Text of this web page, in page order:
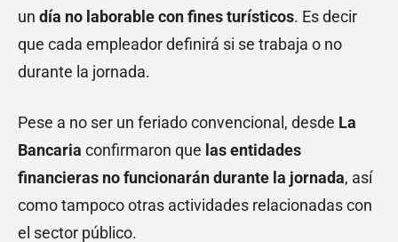
un día no laborable con fines turísticos. Es decir
que cada empleador definirá si se trabaja o no
durante la jornada.
Pese a no ser un feriado convencional, desde La
Bancaria confirmaron que las entidades
financieras no funcionarán durante la jornada, así
como tampoco otras actividades relacionadas con
el sector público.